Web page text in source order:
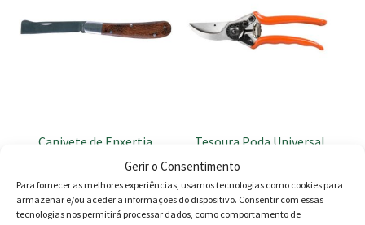
Gerir o Consentimento
Para fornecer as melhores experiências, usamos tecnologias como cookies para
armazenar e/ou aceder a informações do dispositivo. Consentir com essas
tecnologias nos permitirá processar dados, como comportamento de
Canivete de Enxertia
9.00€ O7.90€O
Tesoura Poda Universal
342 21cm
26.90€